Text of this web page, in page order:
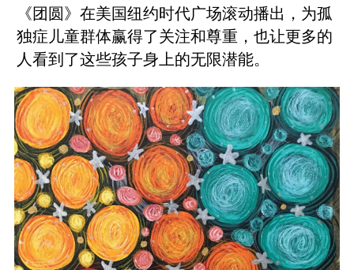
《团圆》在美国纽约时代广场滚动播出，为孤
独症儿童群体赢得了关注和尊重，也让更多的
人看到了这些孩子身上的无限潜能。